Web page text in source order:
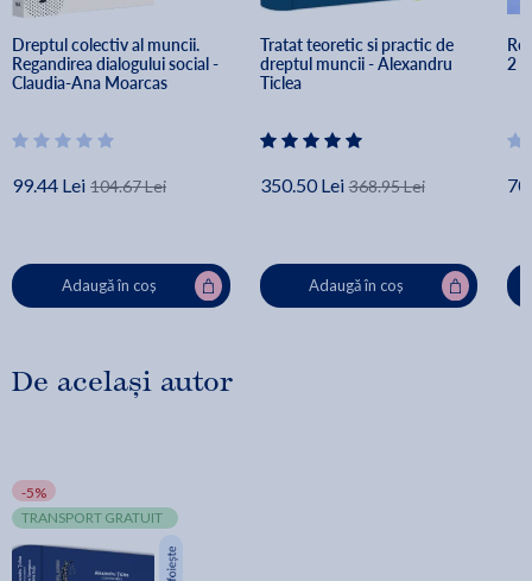
Dreptul colectiv al muncii.
Regandirea dialogului social -
Claudia-Ana Moarcas
99.44 Lei 104.67 Lei
Adaugă în coș
Tratat teoretic si practic de
dreptul muncii - Alexandru
Ticlea
350.50 Lei 368.95 Lei
Adaugă în coș
2
De același autor
-5%
TRANSPORT GRATUIT